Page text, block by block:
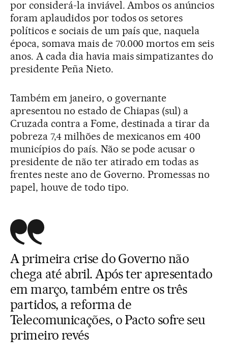
por considerá-la inviável. Ambos os anúncios
foram aplaudidos por todos os setores
políticos e sociais de um país que, naquela
época, somava mais de 70.000 mortos em seis
anos. A cada dia havia mais simpatizantes do
presidente Peña Nieto.
Também em janeiro, o governante
apresentou no estado de Chiapas (sul) a
Cruzada contra a Fome, destinada a tirar da
pobreza 7,4 milhões de mexicanos em 400
municípios do país. Não se pode acusar o
presidente de não ter atirado em todas as
frentes neste ano de Governo. Promessas no
papel, houve de todo tipo.
A primeira crise do Governo não
chega até abril. Após ter apresentado
em março, também entre os três
partidos, a reforma de
Telecomunicações, o Pacto sofre seu
primeiro revés